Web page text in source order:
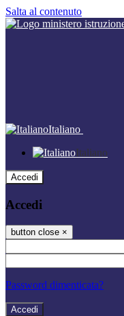
Salta al contenuto
Italiano
Italiano
Accedi
Accedi
button close ×
Password dimenticata?